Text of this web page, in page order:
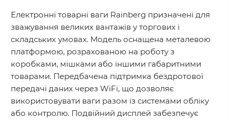
Електронні товарні ваги Rainberg призначені для
зважування великих вантажів у торгових і
складських умовах. Модель оснащена металевою
платформою, розрахованою на роботу з
коробками, мішками або іншими габаритними
товарами. Передбачена підтримка бездротової
передачі даних через WiFi, що дозволяє
використовувати ваги разом із системами обліку
або контролю. Подвійний дисплей забезпечує